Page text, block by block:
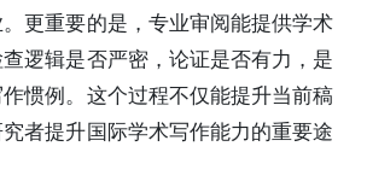
更重要的是，专业审阅能提供学术
逻辑是否严密，论证是否有力，是
惯例。这个过程不仅能提升当前稿
者提升国际学术写作能力的重要途